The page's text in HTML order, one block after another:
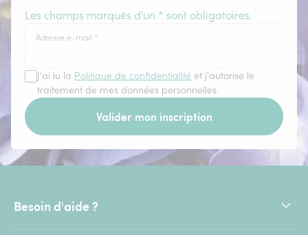
Les champs marqués d'un * sont obligatoires.
Adresse e-mail *
J'ai lu la Politique de confidentialité et j'autorise le
traitement de mes données personnelles.
Valider mon inscription
Besoin d'aide ?